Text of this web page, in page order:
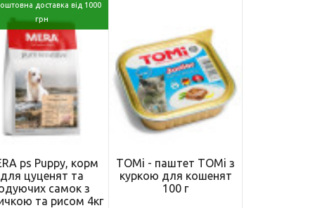
доставка від 1000
грн
ps Puppy, корм
для цуценят та
самок з
та рисом 4кг
TOMi - паштет TOMi з
куркою для кошенят
100 г